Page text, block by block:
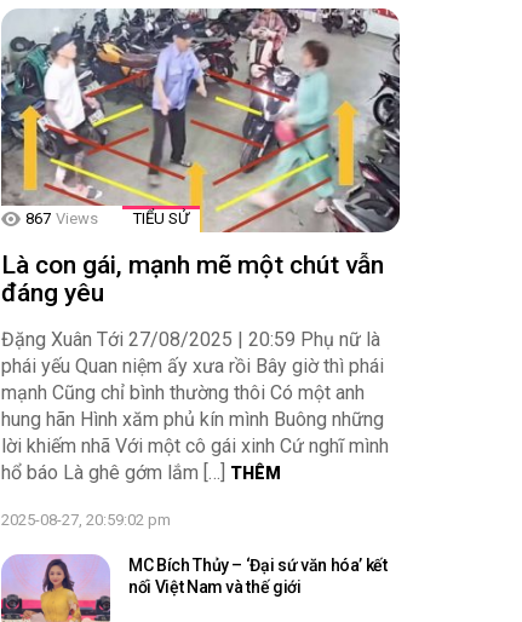
867 Views TIỂU SỬ
Là con gái, mạnh mẽ một chút vẫn
đáng yêu
Đặng Xuân Tới 27/08/2025 | 20:59 Phụ nữ là
phái yếu Quan niệm ấy xưa rồi Bây giờ thì phái
mạnh Cũng chỉ bình thường thôi Có một anh
hung hãn Hình xăm phủ kín mình Buông những
lời khiếm nhã Với một cô gái xinh Cứ nghĩ mình
hổ báo Là ghê gớm lắm […] THÊM
2025-08-27, 20:59:02 pm
MC Bích Thủy – ‘Đại sứ văn hóa’ kết
nối Việt Nam và thế giới